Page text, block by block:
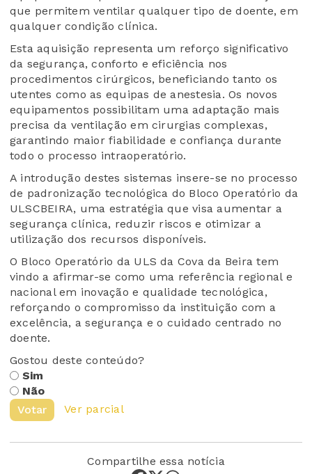
que permitem ventilar qualquer tipo de doente, em
qualquer condição clínica.
Esta aquisição representa um reforço significativo
da segurança, conforto e eficiência nos
procedimentos cirúrgicos, beneficiando tanto os
utentes como as equipas de anestesia. Os novos
equipamentos possibilitam uma adaptação mais
precisa da ventilação em cirurgias complexas,
garantindo maior fiabilidade e confiança durante
todo o processo intraoperatório.
A introdução destes sistemas insere-se no processo
de padronização tecnológica do Bloco Operatório da
ULSCBEIRA, uma estratégia que visa aumentar a
segurança clínica, reduzir riscos e otimizar a
utilização dos recursos disponíveis.
O Bloco Operatório da ULS da Cova da Beira tem
vindo a afirmar-se como uma referência regional e
nacional em inovação e qualidade tecnológica,
reforçando o compromisso da instituição com a
excelência, a segurança e o cuidado centrado no
doente.
Gostou deste conteúdo?
Sim
Não
Votar
Ver parcial
Compartilhe essa notícia